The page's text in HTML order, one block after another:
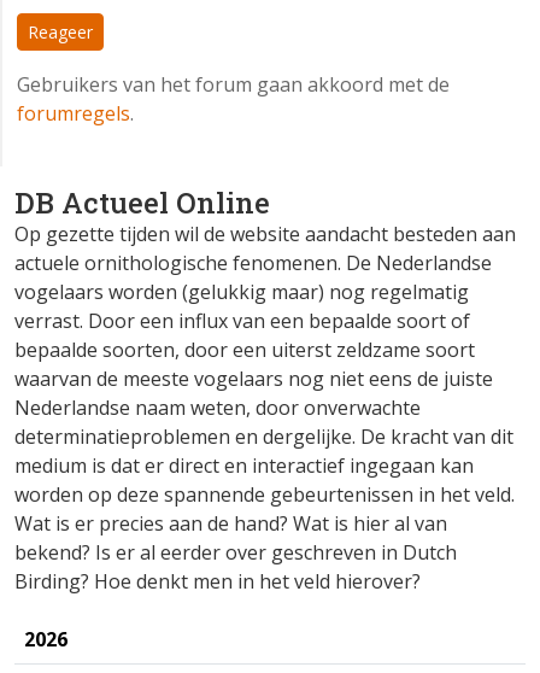
DB Actueel Online
Op gezette tijden wil de website aandacht besteden aan
actuele ornithologische fenomenen. De Nederlandse
vogelaars worden (gelukkig maar) nog regelmatig
verrast. Door een influx van een bepaalde soort of
bepaalde soorten, door een uiterst zeldzame soort
waarvan de meeste vogelaars nog niet eens de juiste
Nederlandse naam weten, door onverwachte
determinatieproblemen en dergelijke. De kracht van dit
medium is dat er direct en interactief ingegaan kan
worden op deze spannende gebeurtenissen in het veld.
Wat is er precies aan de hand? Wat is hier al van
bekend? Is er al eerder over geschreven in Dutch
Birding? Hoe denkt men in het veld hierover?
2026
Reageer
Gebruikers van het forum gaan akkoord met de
forumregels.